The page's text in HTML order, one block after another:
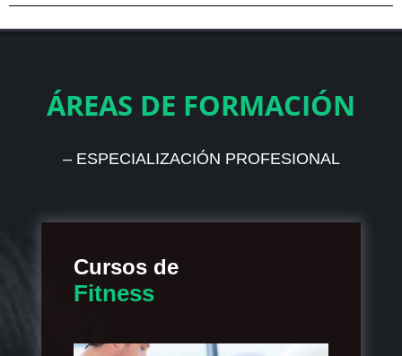
ÁREAS DE FORMACIÓN
– ESPECIALIZACIÓN PROFESIONAL
Cursos de
Fitness